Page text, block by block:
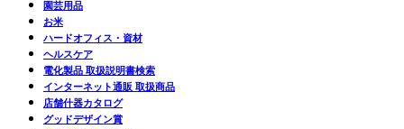
園芸用品
お米
ハードオフィス・資材
ヘルスケア
電化製品 取扱説明書検索
インターネット通販 取扱商品
店舗什器カタログ
グッドデザイン賞